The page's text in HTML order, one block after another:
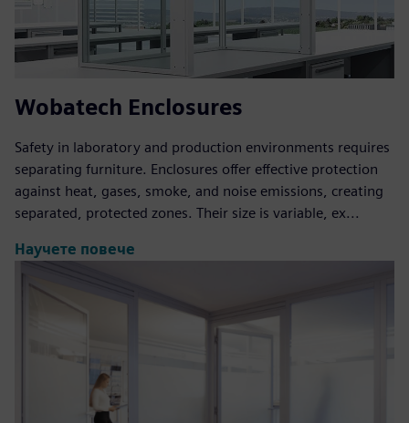
Wobatech Enclosures
Safety in laboratory and production environments requires
separating furniture. Enclosures offer effective protection
against heat, gases, smoke, and noise emissions, creating
separated, protected zones. Their size is variable, ex...
Научете повече